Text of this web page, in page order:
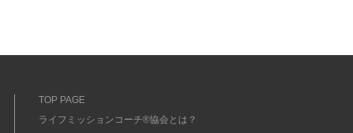
TOP PAGE
ライフミッションコーチ®協会とは？